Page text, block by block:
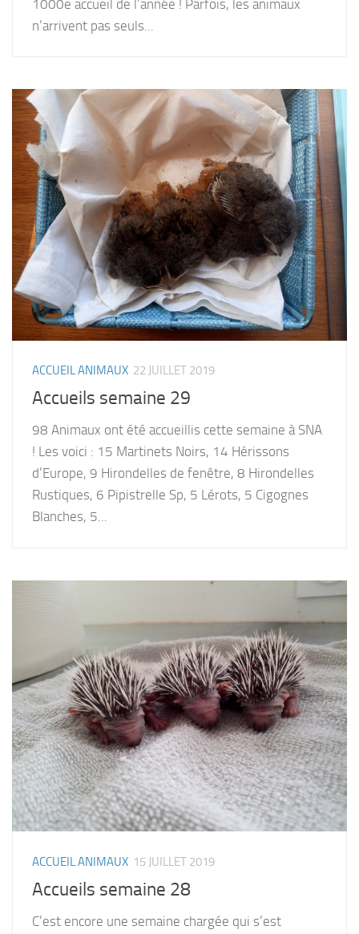
1000e accueil de l’année ! Parfois, les animaux
n’arrivent pas seuls...
ACCUEIL ANIMAUX 22 JUILLET 2019
Accueils semaine 29
98 Animaux ont été accueillis cette semaine à SNA
! Les voici : 15 Martinets Noirs, 14 Hérissons
d’Europe, 9 Hirondelles de fenêtre, 8 Hirondelles
Rustiques, 6 Pipistrelle Sp, 5 Lérots, 5 Cigognes
Blanches, 5...
ACCUEIL ANIMAUX 15 JUILLET 2019
Accueils semaine 28
C’est encore une semaine chargée qui s’est